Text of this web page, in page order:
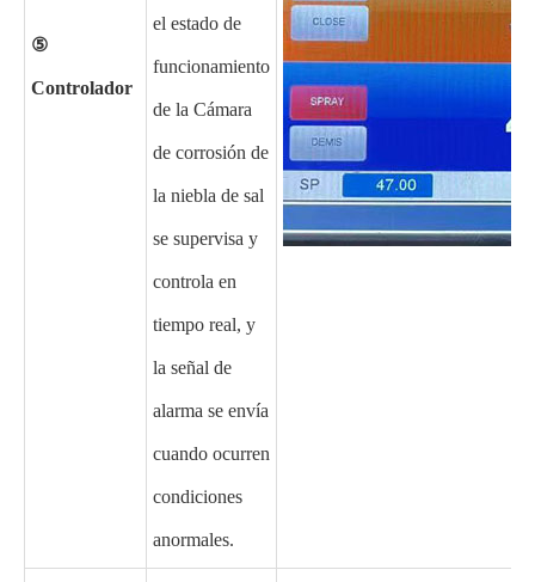
⑤
Controlador
el estado de
funcionamiento
de la Cámara
de corrosión de
la niebla de sal
se supervisa y
controla en
tiempo real, y
la señal de
alarma se envía
cuando ocurren
condiciones
anormales.